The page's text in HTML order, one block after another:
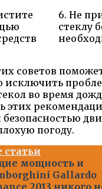
6. Не
стеклу
советов
исключить
во время
этих
погоду.
мощность и
Gallardo
2013 никого